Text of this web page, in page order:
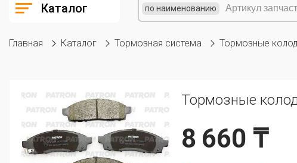
Каталог по наименованию
Главная Каталог Тормозная система Тормозные
Тормозные
8 660 ₸